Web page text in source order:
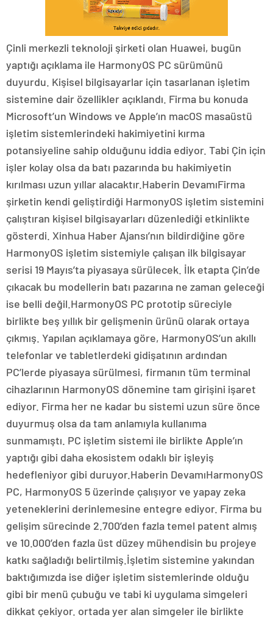
Çinli merkezli teknoloji şirketi olan Huawei, bugün
yaptığı açıklama ile HarmonyOS PC sürümünü
duyurdu. Kişisel bilgisayarlar için tasarlanan işletim
sistemine dair özellikler açıklandı. Firma bu konuda
Microsoft’un Windows ve Apple’ın macOS masaüstü
işletim sistemlerindeki hakimiyetini kırma
potansiyeline sahip olduğunu iddia ediyor. Tabi Çin için
işler kolay olsa da batı pazarında bu hakimiyetin
kırılması uzun yıllar alacaktır.Haberin DevamıFirma
şirketin kendi geliştirdiği HarmonyOS işletim sistemini
çalıştıran kişisel bilgisayarları düzenlediği etkinlikte
gösterdi. Xinhua Haber Ajansı’nın bildirdiğine göre
HarmonyOS işletim sistemiyle çalışan ilk bilgisayar
serisi 19 Mayıs’ta piyasaya sürülecek. İlk etapta Çin’de
çıkacak bu modellerin batı pazarına ne zaman geleceği
ise belli değil.HarmonyOS PC prototip süreciyle
birlikte beş yıllık bir gelişmenin ürünü olarak ortaya
çıkmış. Yapılan açıklamaya göre, HarmonyOS’un akıllı
telefonlar ve tabletlerdeki gidişatının ardından
PC’lerde piyasaya sürülmesi, firmanın tüm terminal
cihazlarının HarmonyOS dönemine tam girişini işaret
ediyor. Firma her ne kadar bu sistemi uzun süre önce
duyurmuş olsa da tam anlamıyla kullanıma
sunmamıştı. PC işletim sistemi ile birlikte Apple’ın
yaptığı gibi daha ekosistem odaklı bir işleyiş
hedefleniyor gibi duruyor.Haberin DevamıHarmonyOS
PC, HarmonyOS 5 üzerinde çalışıyor ve yapay zeka
yeteneklerini derinlemesine entegre ediyor. Firma bu
gelişim sürecinde 2.700’den fazla temel patent almış
ve 10.000’den fazla üst düzey mühendisin bu projeye
katkı sağladığı belirtilmiş.İşletim sistemine yakından
baktığımızda ise diğer işletim sistemlerinde olduğu
gibi bir menü çubuğu ve tabi ki uygulama simgeleri
dikkat çekiyor. ortada yer alan simgeler ile birlikte